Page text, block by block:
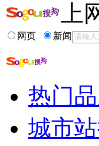
相关推荐
brabus是什么车
巴博斯700g
奔驰博速brabus价
奔驰brabus
brabus汽车
上
网页 新闻
热门
城市